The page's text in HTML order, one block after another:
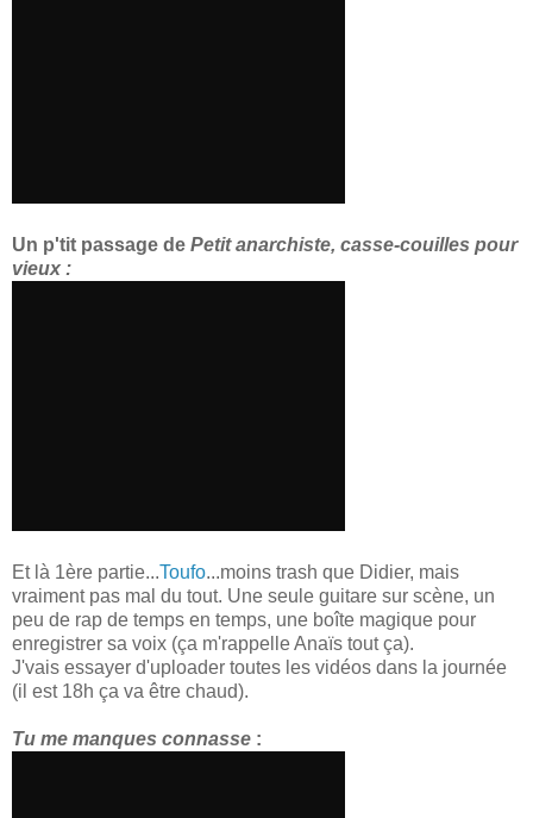
Un p'tit passage de Petit anarchiste, casse-couilles pour
vieux :
Et là 1ère partie...Toufo...moins trash que Didier, mais
vraiment pas mal du tout. Une seule guitare sur scène, un
peu de rap de temps en temps, une boîte magique pour
enregistrer sa voix (ça m'rappelle Anaïs tout ça).
J'vais essayer d'uploader toutes les vidéos dans la journée
(il est 18h ça va être chaud).
Tu me manques connasse :